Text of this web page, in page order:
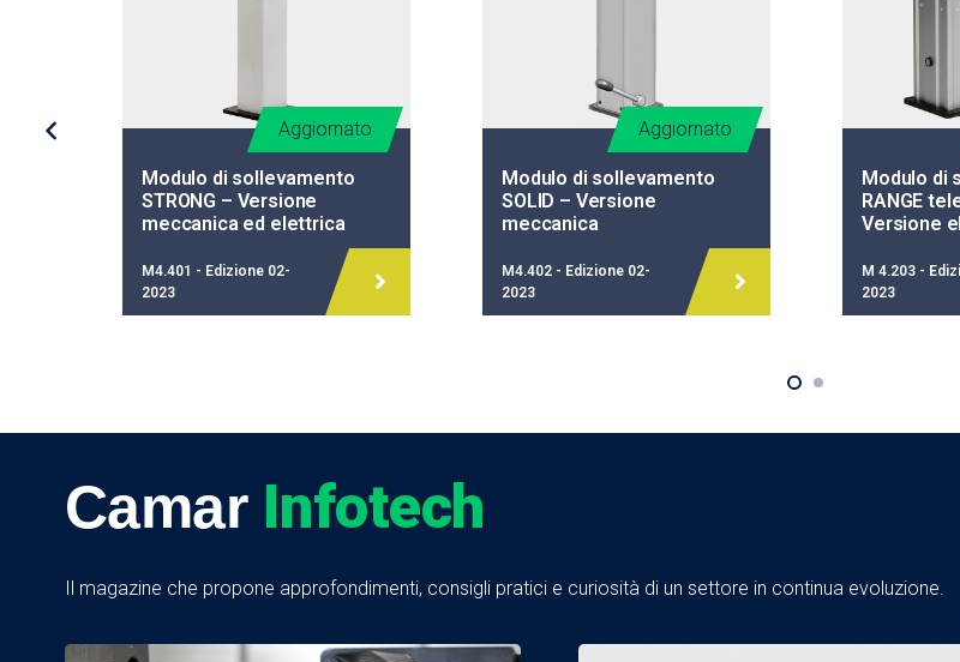
Modulo di sollevamento
STRONG – Versione
meccanica ed elettrica
Aggiornato
M4.401 - Edizione 02-
2023
Modulo di sollevamento
SOLID – Versione
meccanica
Aggiornato
M4.402 - Edizione 02-
2023
Modulo di
RANGE
Versione
M 4.203 -
2023
Camar Infotech
Il magazine che propone approfondimenti, consigli pratici e curiosità di un settore in continua evoluzione.